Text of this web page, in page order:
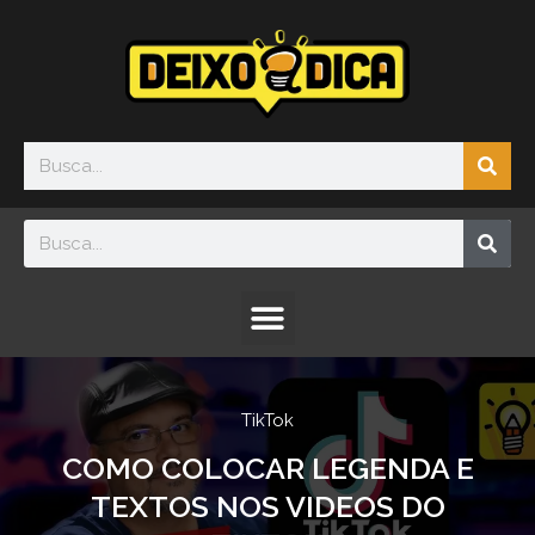
Search
Search
Menu
TikTok
COMO COLOCAR LEGENDA E
TEXTOS NOS VIDEOS DO